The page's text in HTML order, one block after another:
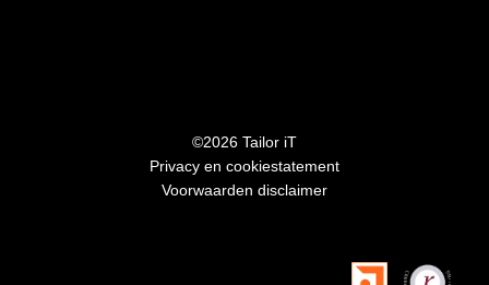
©2026 Tailor iT
Privacy en cookiestatement
Voorwaarden disclaimer